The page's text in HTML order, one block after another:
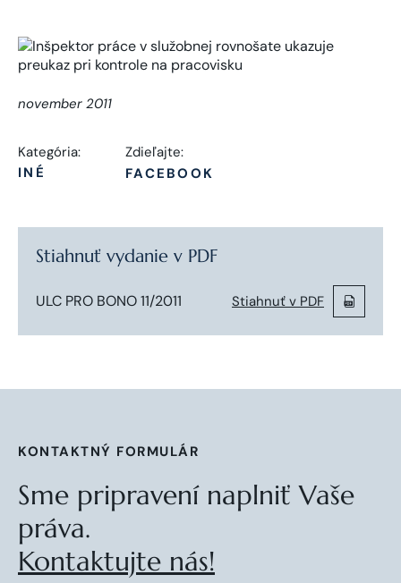
november 2011
Kategória:
INÉ
Zdieľajte:
FACEBOOK
Stiahnuť vydanie v PDF
ULC PRO BONO 11/2011 Stiahnuť v PDF
KONTAKTNÝ FORMULÁR
Sme pripravení naplniť Vaše
práva.
Kontaktujte nás!